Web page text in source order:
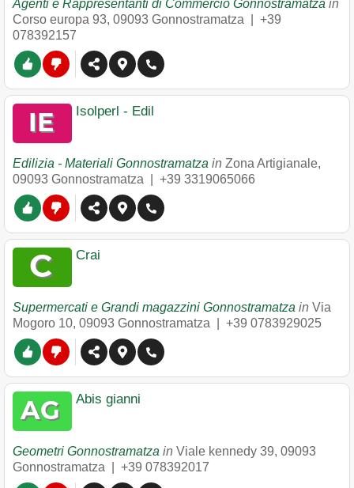
Agenti e Rappresentanti di Commercio Gonnostramatza in
Corso europa 93, 09093 Gonnostramatza
+39
078392157
Isolperl - Edil
Edilizia - Materiali Gonnostramatza in Zona Artigianale,
09093 Gonnostramatza +39 3319065066
Crai
Supermercati e Grandi magazzini Gonnostramatza in Via
Mogoro 10, 09093 Gonnostramatza +39 0783929025
Abis gianni
Geometri Gonnostramatza in Viale kennedy 39, 09093
Gonnostramatza
+39 078392017